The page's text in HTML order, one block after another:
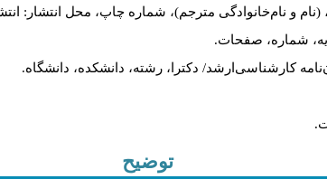
و نام‌خانوادگی مترجم)، شماره چاپ، محل انتشار:
شماره، صفحات.
کارشناسی‌ارشد/ دکترا، رشته، دانشکده، دانشگاه.
توضیح